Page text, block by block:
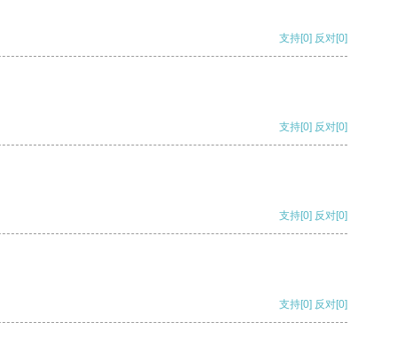
支持[0] 反对[0]
支持[0] 反对[0]
支持[0] 反对[0]
支持[0] 反对[0]